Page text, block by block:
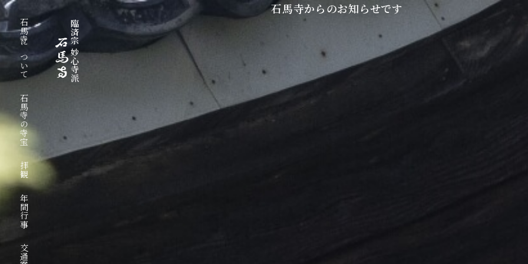
臨済宗 妙心寺派
石馬寺について
石馬寺の寺宝
拝観
年間行事
石馬寺からのお知らせです